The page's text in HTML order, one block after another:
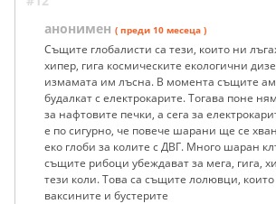
анонимен ( преди 10 месеца )
Същите глобалисти са тези, които ни
хипер, гига космическите екологични
измамата им лъсна. В момента същите
будалкат с електрокарите. Тогава поне
за нафтовите печки, а сега за
е по сигурно, че повече шарани ще се
еко глоби за колите с ДВГ. Много шаран
същите рибоци убеждават за мега, гига,
тези коли. Това са същите лолювци, които
ваксините и бустерите